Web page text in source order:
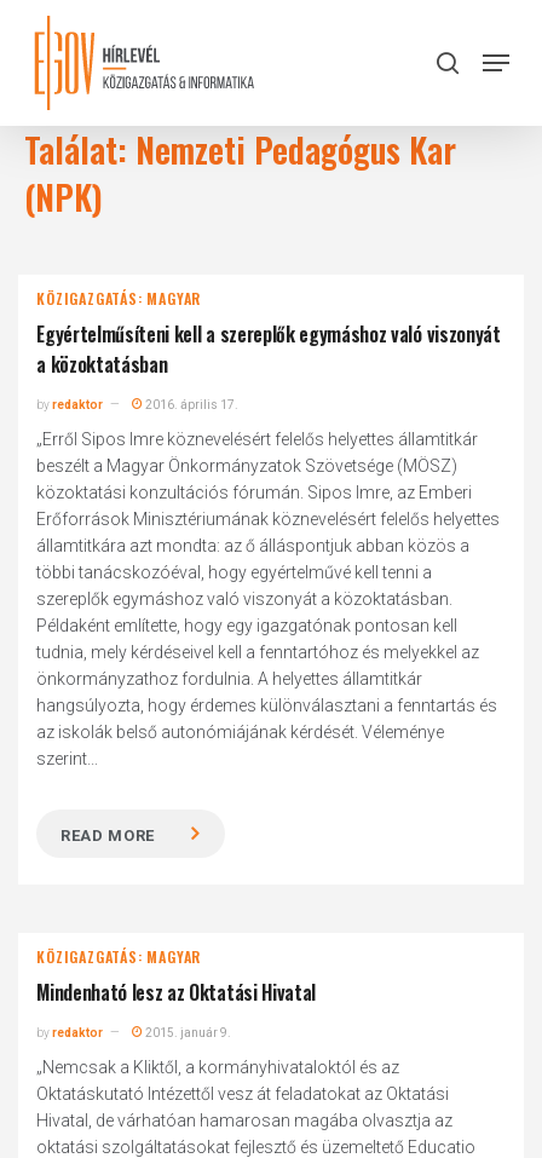
content
search
Menu
Találat: Nemzeti Pedagógus Kar
(NPK)
KÖZIGAZGATÁS: MAGYAR
Egyértelműsíteni kell a szereplők egymáshoz való viszonyát
a közoktatásban
byredaktor 2016. április 17.
„Erről Sipos Imre köznevelésért felelős helyettes államtitkár
beszélt a Magyar Önkormányzatok Szövetsége (MÖSZ)
közoktatási konzultációs fórumán. Sipos Imre, az Emberi
Erőforrások Minisztériumának köznevelésért felelős helyettes
államtitkára azt mondta: az ő álláspontjuk abban közös a
többi tanácskozóéval, hogy egyértelművé kell tenni a
szereplők egymáshoz való viszonyát a közoktatásban.
Példaként említette, hogy egy igazgatónak pontosan kell
tudnia, mely kérdéseivel kell a fenntartóhoz és melyekkel az
önkormányzathoz fordulnia. A helyettes államtitkár
hangsúlyozta, hogy érdemes különválasztani a fenntartás és
az iskolák belső autonómiájának kérdését. Véleménye
szerint...
READ MORE
KÖZIGAZGATÁS: MAGYAR
Mindenható lesz az Oktatási Hivatal
byredaktor 2015. január 9.
„Nemcsak a Kliktől, a kormányhivataloktól és az
Oktatáskutató Intézettől vesz át feladatokat az Oktatási
Hivatal, de várhatóan hamarosan magába olvasztja az
oktatási szolgáltatásokat fejlesztő és üzemeltető Educatio
Close